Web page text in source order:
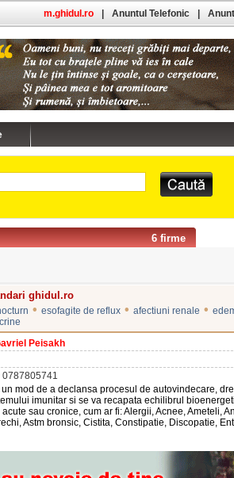
6 firme
ghidul.ro
• esofagite de reflux • afectiuni renale •
Peisakh
0787805741
mod de a declansa procesul de autovindecare,
imunitar si se va recapata echilibrul
sau cronice, cum ar fi: Alergii, Acnee, Ameteli,
Astm bronsic, Cistita, Constipatie, Discopatie,
m.ghidul.ro Anuntul Telefonic